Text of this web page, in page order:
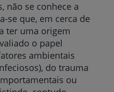
não se conhece a
se que, em cerca de
ter uma origem
o papel
ambientais
do trauma
ou